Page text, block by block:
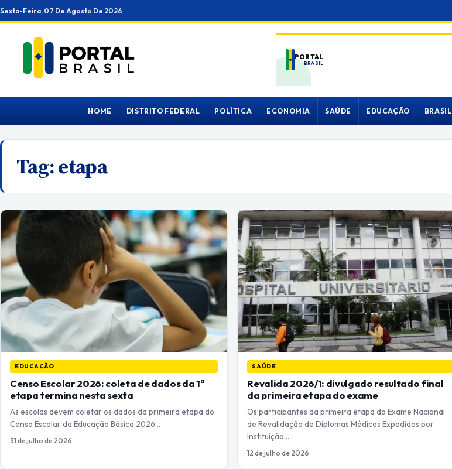
Ir
para
conteúdo
Sexta-Feira, 07 De Agosto De 2026
PORTAL
BRASIL
HOME DISTRITO FEDERAL POLÍTICA ECONOMIA SAÚDE EDUCAÇÃO BRASIL
Tag:etapa
EDUCAÇÃO
Censo Escolar 2026: coleta de dados da 1ª
etapa termina nesta sexta
As escolas devem coletar os dados da primeira etapa do
Censo Escolar da Educação Básica 2026…
31 de julho de 2026
SAÚDE
Revalida 2026/1: divulgado resultado final
da primeira etapa do exame
Os participantes da primeira etapa do Exame Nacional
de Revalidação de Diplomas Médicos Expedidos por
Instituição…
12 de julho de 2026